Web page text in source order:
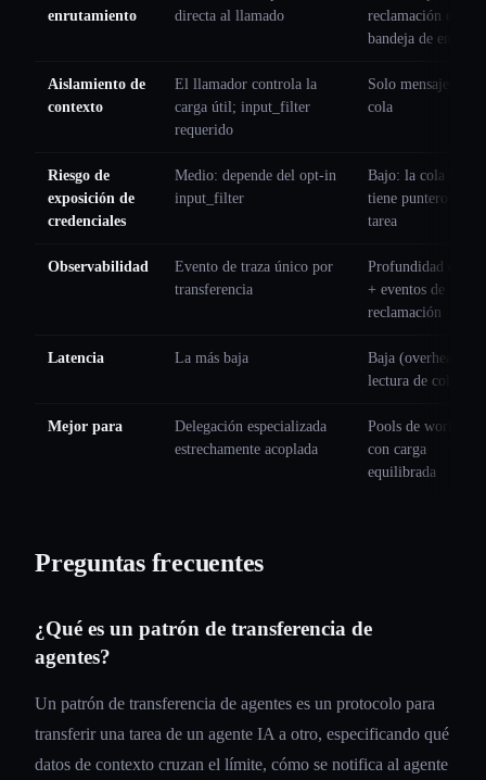
enrutamiento
directa al llamado
reclamación en
bandeja de entrada
Aislamiento de
contexto
El llamador controla la
carga útil; input_filter
requerido
Solo mensaje de
cola
Riesgo de
exposición de
credenciales
Medio: depende del opt-in
input_filter
Bajo: la cola solo
tiene puntero de
tarea
Observabilidad
Evento de traza único por
transferencia
Profundidad de
+ eventos de
reclamación
Latencia La más baja
Baja (overhead de
lectura de cola)
Mejor para
Delegación especializada
estrechamente acoplada
Pools de workers
con carga
equilibrada
Preguntas frecuentes
¿Qué es un patrón de transferencia de
agentes?
Un patrón de transferencia de agentes es un protocolo para
transferir una tarea de un agente IA a otro, especificando qué
datos de contexto cruzan el límite, cómo se notifica al agente